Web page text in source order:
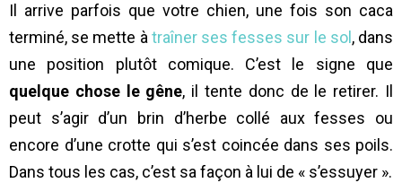
Il arrive parfois que votre chien, une fois son caca
terminé, se mette àtraîner ses fesses sur le sol , dans
une position plutôt comique. C’est le signe que
quelque chose le gêne, il tente donc de le retirer. Il
peut s’agir d’un brin d’herbe collé aux fesses ou
encore d’une crotte qui s’est coincée dans ses poils.
Dans tous les cas, c’est sa façon à lui de « s’essuyer ».